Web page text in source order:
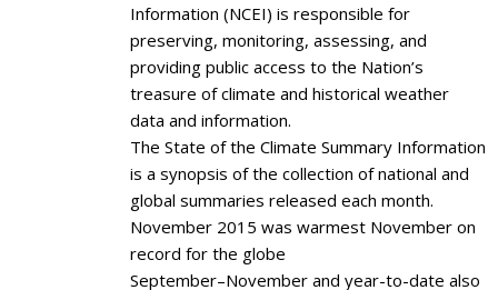
Information (NCEI) is responsible for
preserving, monitoring, assessing, and
providing public access to the Nation’s
treasure of climate and historical weather
data and information.
The State of the Climate Summary Information
is a synopsis of the collection of national and
global summaries released each month.
November 2015 was warmest November on
record for the globe
September–November and year-to-date also